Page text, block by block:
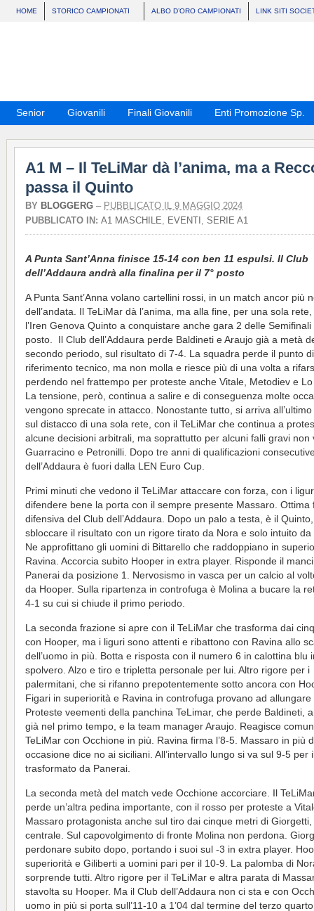
HOME STORICO CAMPIONATI ALBO D’ORO CAMPIONATI LINK SITI
Senior Giovanili Finali Giovanili Enti Promozione Sp.
A1 M – Il TeLiMar dà l’anima, ma a
passa il Quinto
BY BLOGGERG – PUBBLICATO IL 9 MAGGIO 2024
PUBBLICATO IN: A1 MASCHILE, EVENTI , SERIE A1
A Punta Sant’Anna finisce 15-14 con ben 11 espulsi. Il Club
dell’Addaura andrà alla finalina per il 7° posto
A Punta Sant’Anna volano cartellini rossi, in un match ancor più
dell’andata. Il TeLiMar dà l’anima, ma alla fine, per una sola
l’Iren Genova Quinto a conquistare anche gara 2 delle Semifinali
posto. Il Club dell’Addaura perde Baldineti e Araujo già a metà
secondo periodo, sul risultato di 7-4. La squadra perde il punto di
riferimento tecnico, ma non molla e riesce più di una volta a
perdendo nel frattempo per proteste anche Vitale, Metodiev e
La tensione, però, continua a salire e di conseguenza molte
vengono sprecate in attacco. Nonostante tutto, si arriva
sul distacco di una sola rete, con il TeLiMar che continua a
alcune decisioni arbitrali, ma soprattutto per alcuni falli gravi non
Guarracino e Petronilli. Dopo tre anni di qualificazioni
dell’Addaura è fuori dalla LEN Euro Cup.
Primi minuti che vedono il TeLiMar attaccare con forza, con i
difendere bene la porta con il sempre presente Massaro. Ottima
difensiva del Club dell’Addaura. Dopo un palo a testa, è il
sbloccare il risultato con un rigore tirato da Nora e solo intuito da
Ne approfittano gli uomini di Bittarello che raddoppiano in
Ravina. Accorcia subito Hooper in extra player. Risponde il
Panerai da posizione 1. Nervosismo in vasca per un calcio al
da Hooper. Sulla ripartenza in controfuga è Molina a bucare la
4-1 su cui si chiude il primo periodo.
La seconda frazione si apre con il TeLiMar che trasforma dai
con Hooper, ma i liguri sono attenti e ribattono con Ravina allo
dell’uomo in più. Botta e risposta con il numero 6 in calottina blu
spolvero. Alzo e tiro e tripletta personale per lui. Altro rigore per i
palermitani, che si rifanno prepotentemente sotto ancora con
Figari in superiorità e Ravina in controfuga provano ad allungare
Proteste veementi della panchina TeLimar, che perde Baldineti,
già nel primo tempo, e la team manager Araujo. Reagisce
TeLiMar con Occhione in più. Ravina firma l’8-5. Massaro in più
occasione dice no ai siciliani. All’intervallo lungo si va sul 9-5 per
trasformato da Panerai.
La seconda metà del match vede Occhione accorciare. Il
perde un’altra pedina importante, con il rosso per proteste a
Massaro protagonista anche sul tiro dai cinque metri di
centrale. Sul capovolgimento di fronte Molina non perdona.
perdonare subito dopo, portando i suoi sul -3 in extra player.
superiorità e Giliberti a uomini pari per il 10-9. La palomba di
sorprende tutti. Altro rigore per il TeLiMar e altra parata di
stavolta su Hooper. Ma il Club dell’Addaura non ci sta e con
uomo in più si porta sull’11-10 a 1’04 dal termine del terzo